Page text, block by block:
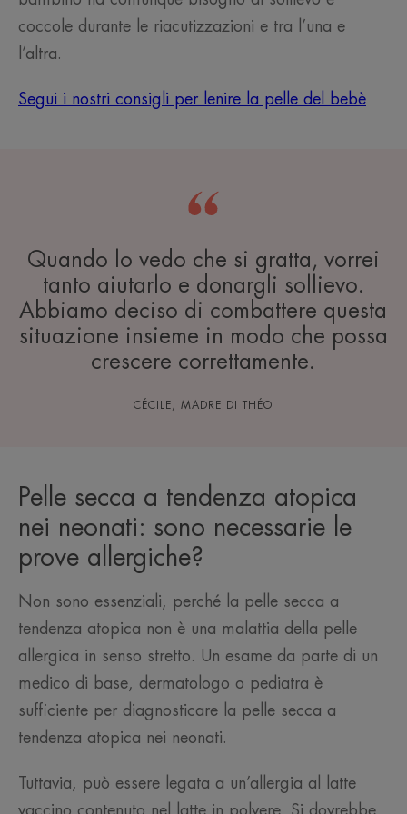
coccole durante le riacutizzazioni e tra l’una e
l’altra.
Segui i nostri consigli per lenire la pelle del bebè
Quando lo vedo che si gratta, vorrei
tanto aiutarlo e donargli sollievo.
Abbiamo deciso di combattere questa
situazione insieme in modo che possa
crescere correttamente.
CÉCILE, MADRE DI THÉO
Pelle secca a tendenza atopica
nei neonati: sono necessarie le
prove allergiche?
Non sono essenziali, perché la pelle secca a
tendenza atopica non è una malattia della pelle
allergica in senso stretto. Un esame da parte di un
medico di base, dermatologo o pediatra è
sufficiente per diagnosticare la pelle secca a
tendenza atopica nei neonati.
Tuttavia, può essere legata a un’allergia al latte
vaccino contenuto nel latte in polvere. Si dovrebbe